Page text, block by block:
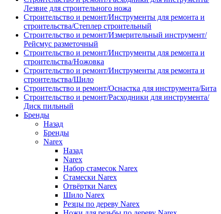
Лезвие для строительного ножа
Строительство и ремонт/Инструменты для ремонта и
строительства/Степлер строительный
Строительство и ремонт/Измерительный инструмент/
Рейсмус разметочный
Строительство и ремонт/Инструменты для ремонта и
строительства/Ножовка
Строительство и ремонт/Инструменты для ремонта и
строительства/Шило
Строительство и ремонт/Оснастка для инструмента/Бита
Строительство и ремонт/Расходники для инструмента/
Диск пильный
Бренды
Назад
Бренды
Narex
Назад
Narex
Набор стамесок Narex
Стамески Narex
Отвёртки Narex
Шило Narex
Резцы по дереву Narex